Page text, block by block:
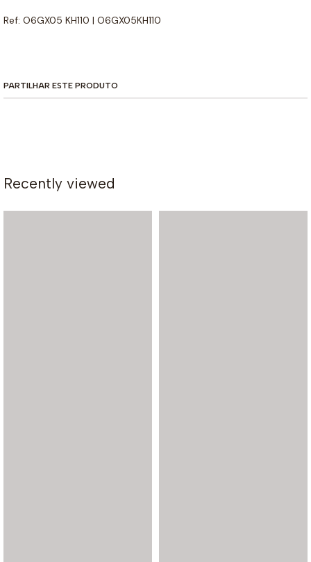
Ref: O6GX05 KH110 | O6GX05KH110
PARTILHAR ESTE PRODUTO
Recently viewed